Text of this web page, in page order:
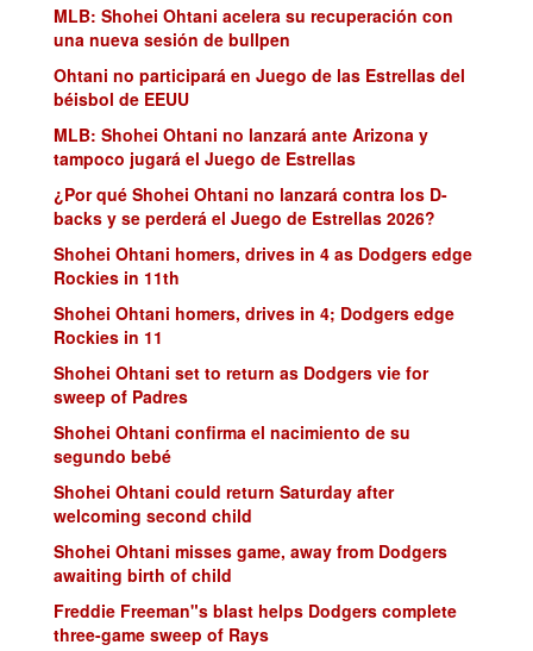
MLB: Shohei Ohtani acelera su recuperación con
una nueva sesión de bullpen
Ohtani no participará en Juego de las Estrellas del
béisbol de EEUU
MLB: Shohei Ohtani no lanzará ante Arizona y
tampoco jugará el Juego de Estrellas
¿Por qué Shohei Ohtani no lanzará contra los D-
backs y se perderá el Juego de Estrellas 2026?
Shohei Ohtani homers, drives in 4 as Dodgers edge
Rockies in 11th
Shohei Ohtani homers, drives in 4; Dodgers edge
Rockies in 11
Shohei Ohtani set to return as Dodgers vie for
sweep of Padres
Shohei Ohtani confirma el nacimiento de su
segundo bebé
Shohei Ohtani could return Saturday after
welcoming second child
Shohei Ohtani misses game, away from Dodgers
awaiting birth of child
Freddie Freeman"s blast helps Dodgers complete
three-game sweep of Rays